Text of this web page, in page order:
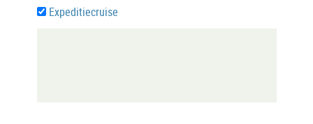
Expeditiecruise